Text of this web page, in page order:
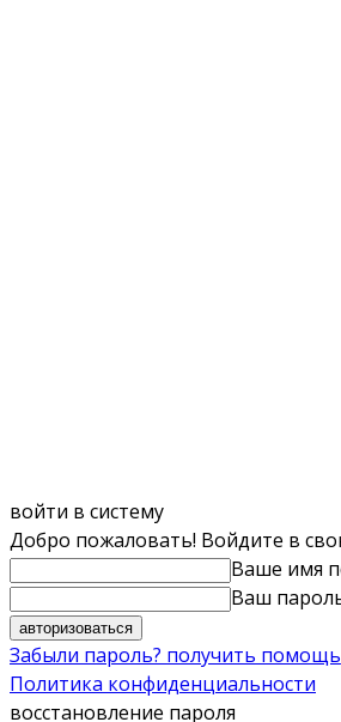
войти в систему
Добро пожаловать! Войдите в
Ваше имя
Ваш
Забыли пароль? получить помощь
Политика конфиденциальности
восстановление пароля